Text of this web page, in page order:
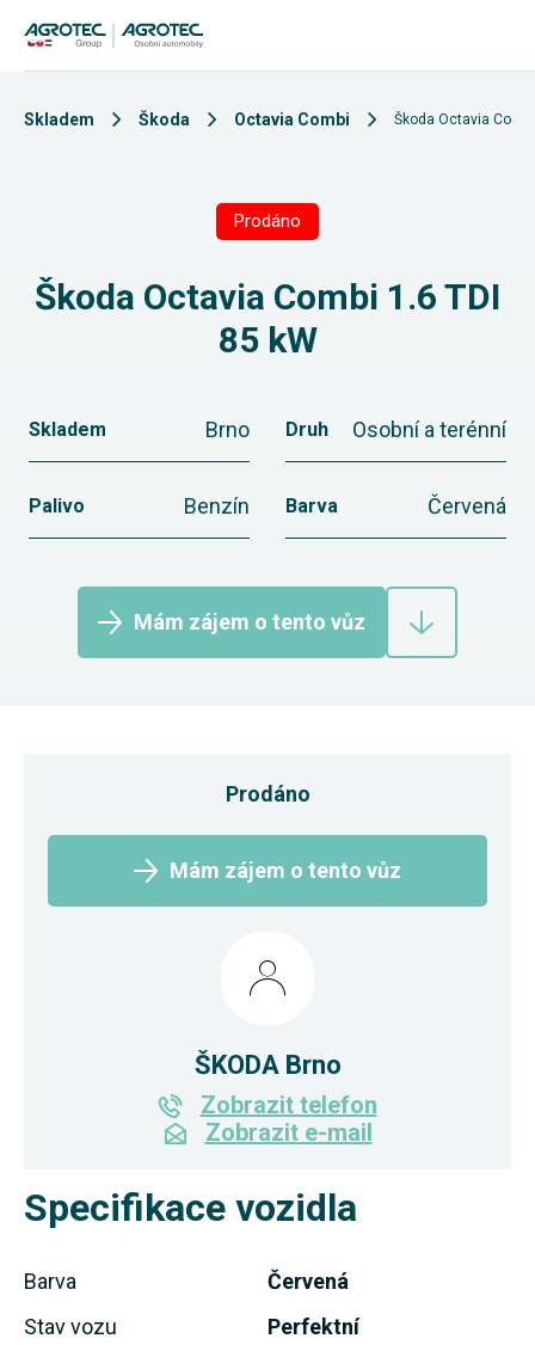
Skladem Škoda Octavia Combi Škoda Octavia
Prodáno
Škoda Octavia Combi 1.6 TDI
85 kW
Skladem Brno Druh Osobní a terénní
Palivo Benzín Barva Červená
Mám zájem o tento vůz
Specifikace vozidla
Barva
Červená
Stav vozu
Perfektní
Prodáno
Mám zájem o tento vůz
ŠKODA Brno
Zobrazit telefon
Zobrazit e-mail